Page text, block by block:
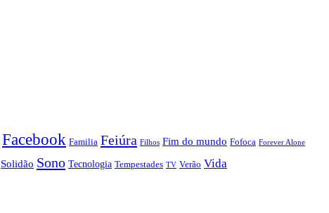
Facebook Familia Feiúra Filhos Fim do mundo Fofoca Forever Alone
Solidão Sono Tecnologia Tempestades TV Verão Vida